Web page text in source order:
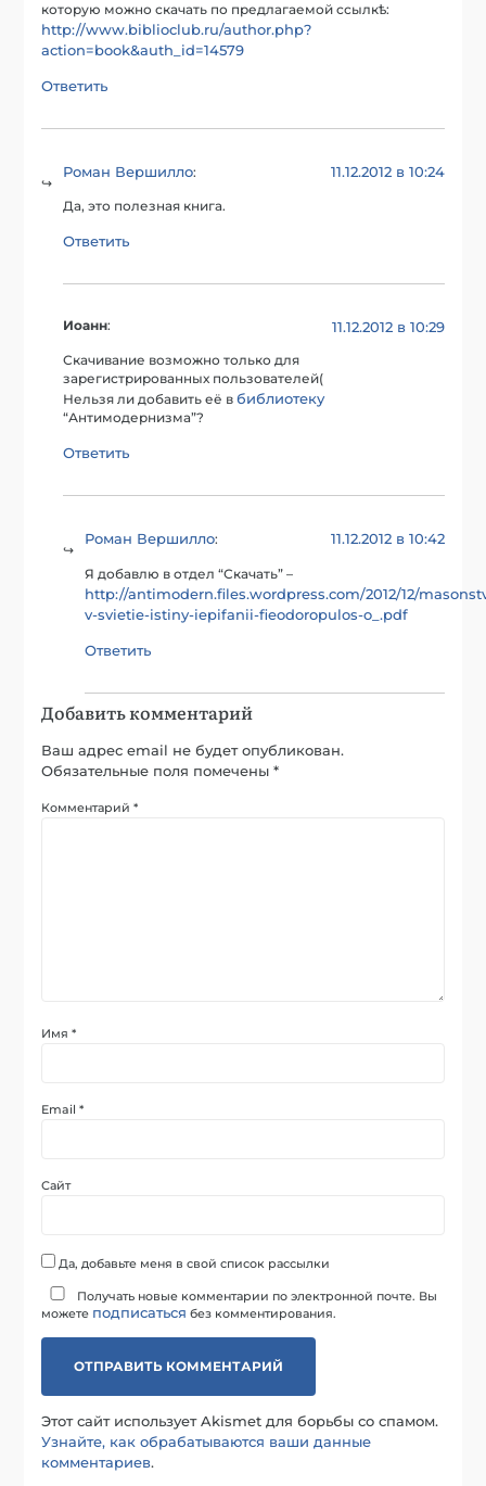
которую можно скачать по предлагаемой ссылкѣ:
http://www.biblioclub.ru/author.php?
action=book&auth_id=14579
Ответить
Роман Вершилло: 11.12.2012 в 10:24
Да, это полезная книга.
Ответить
Иоанн: 11.12.2012 в 10:29
Скачивание возможно только для
зарегистрированных пользователей(
Нельзя ли добавить её вбиблиотеку
“Антимодернизма”?
Ответить
Роман Вершилло: 11.12.2012 в 10:42
Я добавлю в отдел “Скачать” –
http://antimodern.files.wordpress.com/2012/12/
v-svietie-istiny-iepifanii-fieodoropulos-o_.pdf
Ответить
Добавить комментарий
Ваш адрес email не будет опубликован.
Обязательные поля помечены*
Комментарий*
Имя*
Email*
Сайт
Да, добавьте меня в свой список рассылки
Получать новые комментарии по электронной почте. Вы
можете подписаться без комментирования.
Этот сайт использует Akismet для борьбы со спамом.
Узнайте, как обрабатываются ваши данные
комментариев.